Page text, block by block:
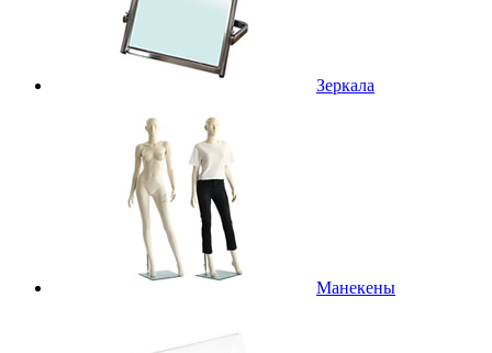
Зеркала
Манекены